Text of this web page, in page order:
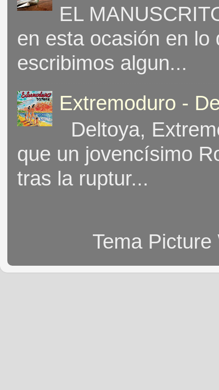
EL
en esta ocasión en
escribimos algun...
Extremoduro -
Deltoya,
que un jovencísimo
tras la ruptur...
Tema